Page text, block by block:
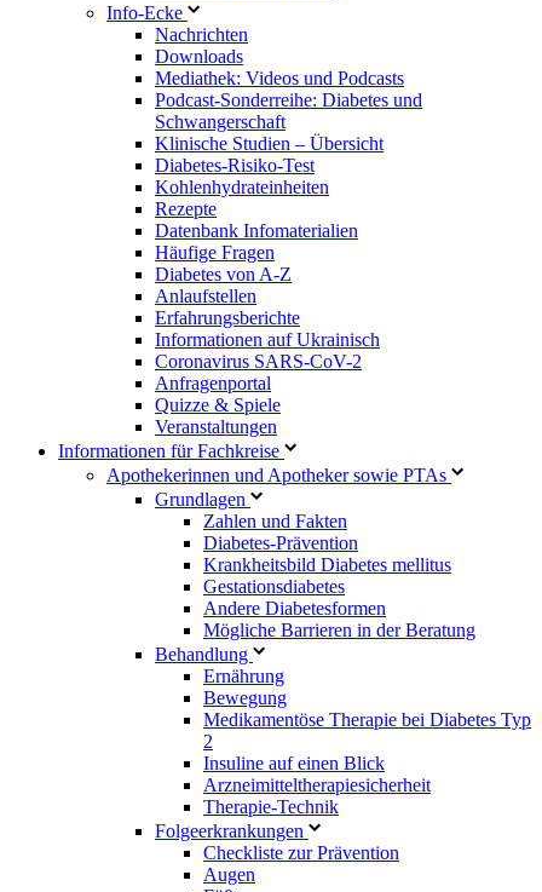
Info-Ecke
Nachrichten
Downloads
Mediathek: Videos und Podcasts
Podcast-Sonderreihe: Diabetes und
Schwangerschaft
Klinische Studien – Übersicht
Diabetes-Risiko-Test
Kohlenhydrateinheiten
Rezepte
Datenbank Infomaterialien
Häufige Fragen
Diabetes von A-Z
Anlaufstellen
Erfahrungsberichte
Informationen auf Ukrainisch
Coronavirus SARS-CoV-2
Anfragenportal
Quizze & Spiele
Veranstaltungen
Informationen für Fachkreise
Apothekerinnen und Apotheker sowie PTAs
Grundlagen
Zahlen und Fakten
Diabetes-Prävention
Krankheitsbild Diabetes mellitus
Gestationsdiabetes
Andere Diabetesformen
Mögliche Barrieren in der Beratung
Behandlung
Ernährung
Bewegung
Medikamentöse Therapie bei Diabetes Typ
2
Insuline auf einen Blick
Arzneimitteltherapie­sicherheit
Therapie-Technik
Fol­ge­er­kran­kun­gen
Checkliste zur Prävention
Augen